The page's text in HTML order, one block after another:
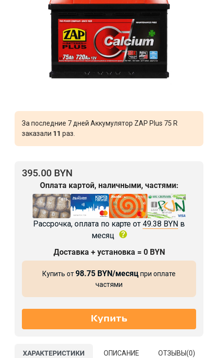
За последние 7 дней Аккумулятор ZAP Plus 75 R
заказали 11 раз.
395.00 BYN
Оплата картой, наличными, частями:
Рассрочка, оплата по карте от 49.38 BYN в
месяц
Доставка + установка = 0 BYN
Купить от98.75 BYN/месяцпри оплате
частями
ХАРАКТЕРИСТИКИ ОПИСАНИЕ ОТЗЫВЫ(0)